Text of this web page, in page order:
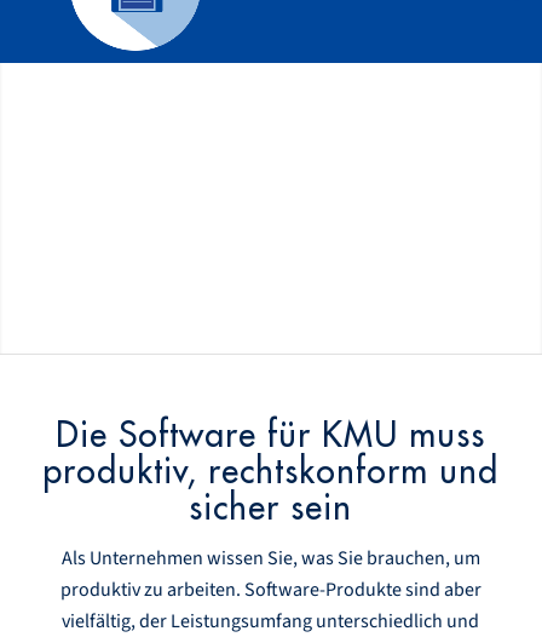
Die Software für KMU muss
produktiv, rechtskonform und
sicher sein
Als Unternehmen wissen Sie, was Sie brauchen, um
produktiv zu arbeiten. Software-Produkte sind aber
vielfältig, der Leistungsumfang unterschiedlich und